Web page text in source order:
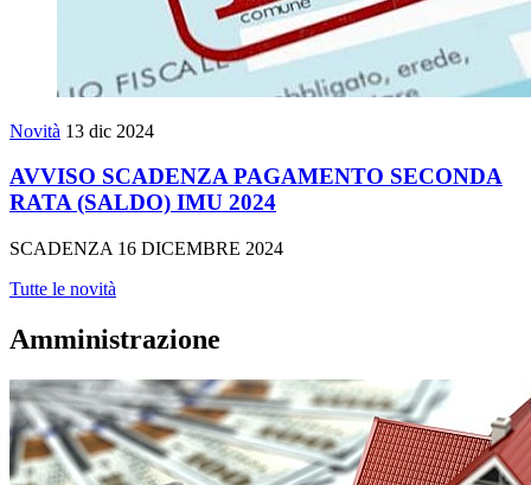
Novità 13 dic 2024
AVVISO SCADENZA PAGAMENTO SECONDA
RATA (SALDO) IMU 2024
SCADENZA 16 DICEMBRE 2024
Tutte le novità
Amministrazione